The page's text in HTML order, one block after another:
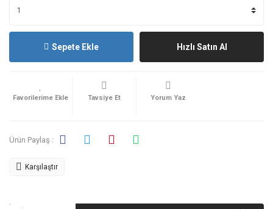
Sepete Ekle Hızlı Satın Al
Tavsiye Et Yorum Yaz
Ürün Paylaş :
Karşılaştır